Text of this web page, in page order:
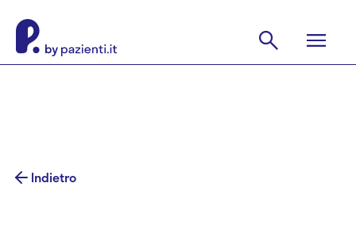
Indietro